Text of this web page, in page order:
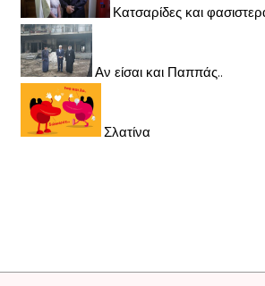
Κατσαρίδες και
Αν είσαι και Παππάς..
Σλατίνα